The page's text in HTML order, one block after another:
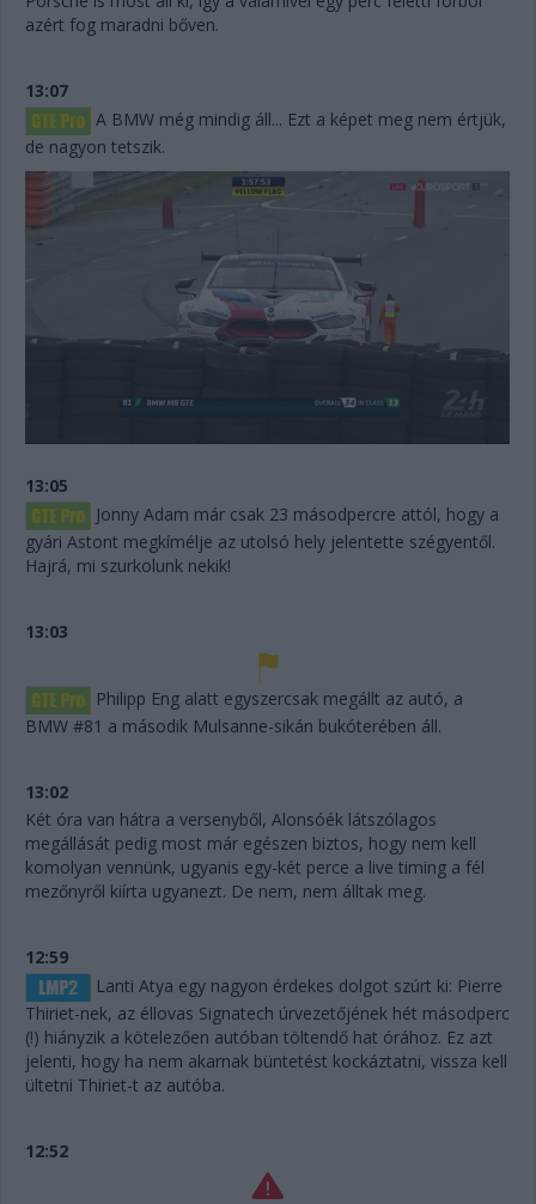
azért fog maradni bőven.
13:07
A BMW még mindig áll... Ezt a képet meg nem értjük,
de nagyon tetszik.
13:05
Jonny Adam már csak 23 másodpercre attól, hogy a
gyári Astont megkímélje az utolsó hely jelentette szégyentől.
Hajrá, mi szurkolunk nekik!
13:03
Philipp Eng alatt egyszercsak megállt az autó, a
BMW #81 a második Mulsanne-sikán bukóterében áll.
13:02
Két óra van hátra a versenyből, Alonsóék látszólagos
megállását pedig most már egészen biztos, hogy nem kell
komolyan vennünk, ugyanis egy-két perce a live timing a fél
mezőnyről kiírta ugyanezt. De nem, nem álltak meg.
12:59
Lanti Atya egy nagyon érdekes dolgot szúrt ki: Pierre
Thiriet-nek, az éllovas Signatech úrvezetőjének hét másodperc
(!) hiányzik a kötelezően autóban töltendő hat órához. Ez azt
jelenti, hogy ha nem akarnak büntetést kockáztatni, vissza kell
ültetni Thiriet-t az autóba.
12:52